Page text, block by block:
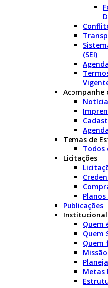
(SEI)
Acompanhe
Temas de
Todos
Licitações
Publicações
Institucional
Quem
Quem
Quem
Missão
Metas